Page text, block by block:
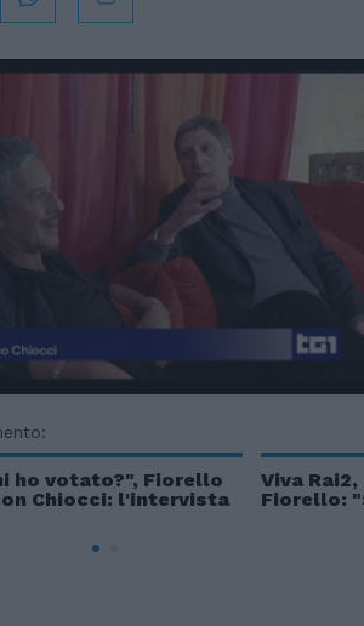
ho votato?", Fiorello
Chiocci: l'intervista
Viva
Fiorello: